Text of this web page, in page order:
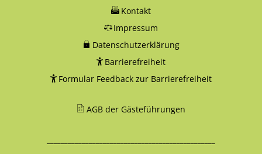
Kontakt
Impressum
Datenschutzerklärung
Barrierefreiheit
Formular Feedback zur Barrierefreiheit
AGB der Gästeführungen